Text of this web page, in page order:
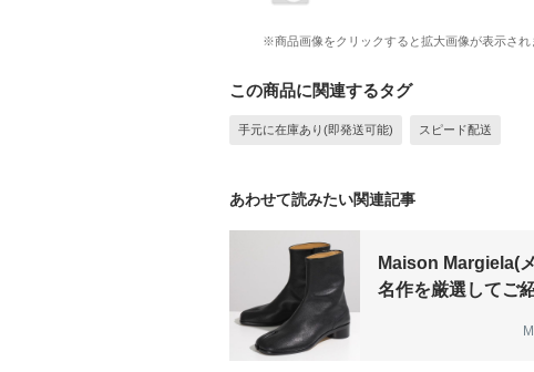
※商品画像をクリックすると拡大画像が表示され
この商品に関連するタグ
手元に在庫あり(即発送可能) スピード配送
あわせて読みたい関連記事
Maison Margiela(
名作を厳選してご